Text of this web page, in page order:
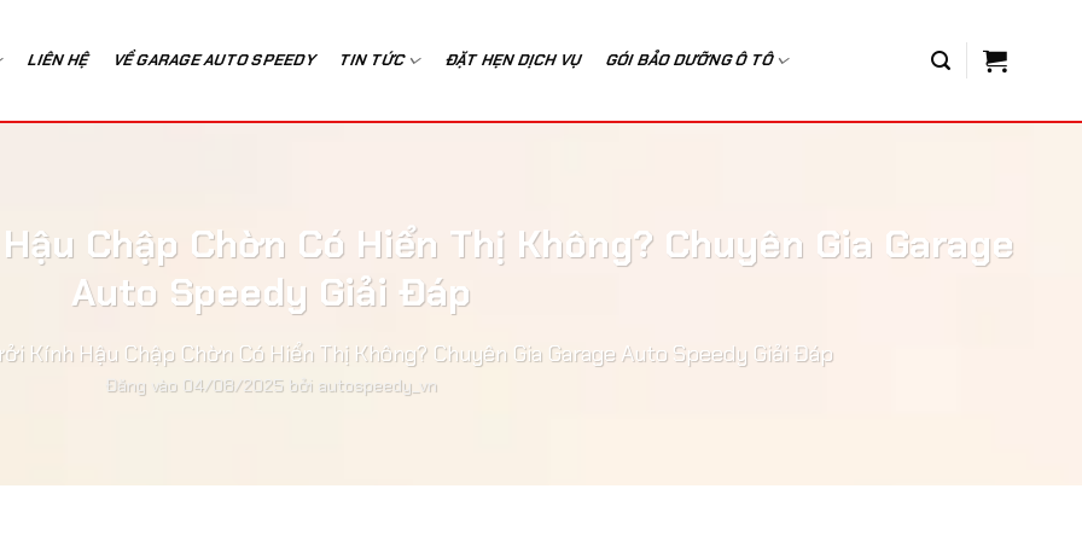
LIÊN HỆ VỀ GARAGE AUTO SPEEDY TIN TỨC ĐẶT HẸN DỊCH VỤ GÓI BẢO DƯỠNG Ô TÔ
Chập Chờn Có Hiển Thị Không? Chuyên Gia Garage
Auto Speedy Giải Đáp
Kính Hậu Chập Chờn Có Hiển Thị Không? Chuyên Gia Garage Auto Speedy Giải Đáp
Đăng vào 04/08/2025 bởi autospeedy_vn